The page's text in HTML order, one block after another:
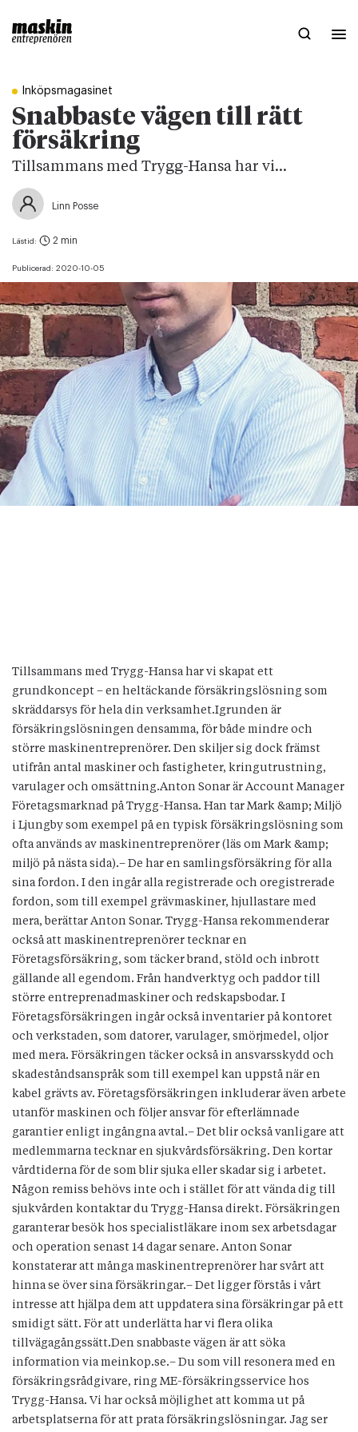
Inköpsmagasinet
Snabbaste vägen till rätt
försäkring
Tillsammans med Trygg-Hansa har vi...
Linn Posse
Publicerad: 2020-10-05
Lästid: 2 min
Tillsammans med Trygg-Hansa har vi skapat ett
grundkoncept – en heltäckande försäkringslösning som
skräddarsys för hela din verksamhet.Igrunden är
försäkringslösningen densamma, för både mindre och
större maskinentreprenörer. Den skiljer sig dock främst
utifrån antal maskiner och fastigheter, kringutrustning,
varulager och omsättning.Anton Sonar är Account Manager
Företagsmarknad på Trygg-Hansa. Han tar Mark &amp; Miljö
i Ljungby som exempel på en typisk försäkringslösning som
ofta används av maskinentreprenörer (läs om Mark &amp;
miljö på nästa sida).– De har en samlingsförsäkring för alla
sina fordon. I den ingår alla registrerade och oregistrerade
fordon, som till exempel grävmaskiner, hjullastare med
mera, berättar Anton Sonar. Trygg-Hansa rekommenderar
också att maskinentreprenörer tecknar en
Företagsförsäkring, som täcker brand, stöld och inbrott
gällande all egendom. Från handverktyg och paddor till
större entreprenadmaskiner och redskapsbodar. I
Företagsförsäkringen ingår också inventarier på kontoret
och verkstaden, som datorer, varulager, smörjmedel, oljor
med mera. Försäkringen täcker också in ansvarsskydd och
skadeståndsanspråk som till exempel kan uppstå när en
kabel grävts av. Företagsförsäkringen inkluderar även arbete
utanför maskinen och följer ansvar för efterlämnade
garantier enligt ingångna avtal.– Det blir också vanligare att
medlemmarna tecknar en sjukvårdsförsäkring. Den kortar
vårdtiderna för de som blir sjuka eller skadar sig i arbetet.
Någon remiss behövs inte och i stället för att vända dig till
sjukvården kontaktar du Trygg-Hansa direkt. Försäkringen
garanterar ­besök hos specialistläkare inom sex arbets­dagar
och operation senast 14 dagar senare. Anton Sonar
konstaterar att många maskinentreprenörer har svårt att
hinna se över sina försäkringar.– Det ligger förstås i vårt
intresse att hjälpa dem att uppdatera sina försäkringar på ett
smidigt sätt. För att underlätta har vi flera olika
tillvägagångssätt.Den snabbaste vägen är att söka
information via meinkop.se.– Du som vill resonera med en
försäkringsrådgivare, ring ME-försäkringsservice hos
Trygg-Hansa. Vi har också möjlighet att komma ut på
arbetsplatserna för att prata försäkringslösningar. Jag ser